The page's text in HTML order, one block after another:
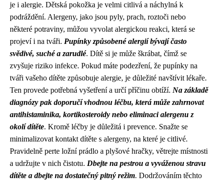
je i alergie. Dětská pokožka je velmi citlivá a náchylná k
podráždění. Alergeny, jako jsou pyly, prach, roztoči nebo
některé potraviny, můžou vyvolat alergickou reakci, která se
projeví i na tváři. Pupínky způsobené alergií bývají často
svědivé, suché a zarudlé. Dítě si je může škrábat, čímž se
zvyšuje riziko infekce. Pokud máte podezření, že pupínky na
tváři vašeho dítěte způsobuje alergie, je důležité navštívit lékaře.
Ten provede potřebná vyšetření a určí příčinu obtíží. Na základě
diagnózy pak doporučí vhodnou léčbu, která může zahrnovat
antihistaminika, kortikosteroidy nebo eliminaci alergenu z
okolí dítěte. Kromě léčby je důležitá i prevence. Snažte se
minimalizovat kontakt dítěte s alergeny, na které je citlivé.
Pravidelně perte ložní prádlo a plyšové hračky, větrejte místnosti
a udržujte v nich čistotu. Dbejte na pestrou a vyváženou stravu
dítěte a dbejte na dostatečný pitný režim. Dodržováním těchto